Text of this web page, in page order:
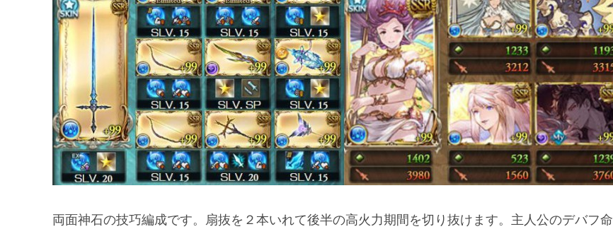
両面神石の技巧編成です。扇抜を２本いれて後半の高火力期間を切り抜けます。主人公のデバフ命